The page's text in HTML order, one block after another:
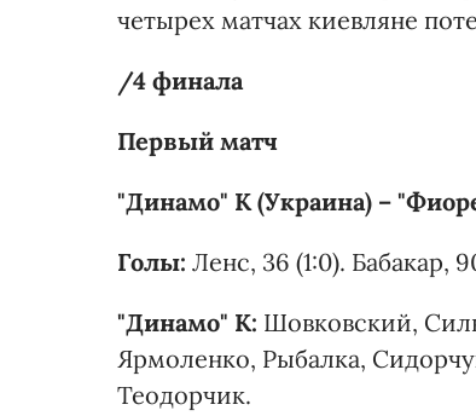
четырех матчах киевляне
/4 финала
Первый матч
"Динамо" К (Украина) –
Голы: Ленс, 36 (1:0). Бабакар,
"Динамо" К: Шовковский,
Ярмоленко, Рыбалка,
Теодорчик.